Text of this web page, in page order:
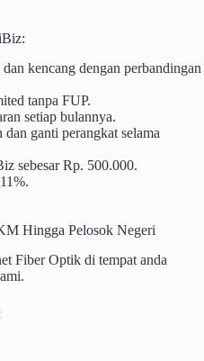
:
kencang dengan perbandingan
tanpa FUP.
setiap bulannya.
ganti perangkat selama
sebesar Rp. 500.000.
Hingga Pelosok Negeri
Fiber Optik di tempat anda